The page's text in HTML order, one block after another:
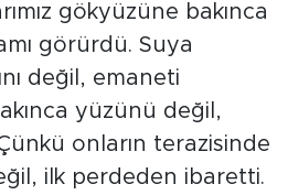
gökyüzüne bakınca
görürdü. Suya
değil, emaneti
yüzünü değil,
onların terazisinde
ilk perdeden ibaretti.